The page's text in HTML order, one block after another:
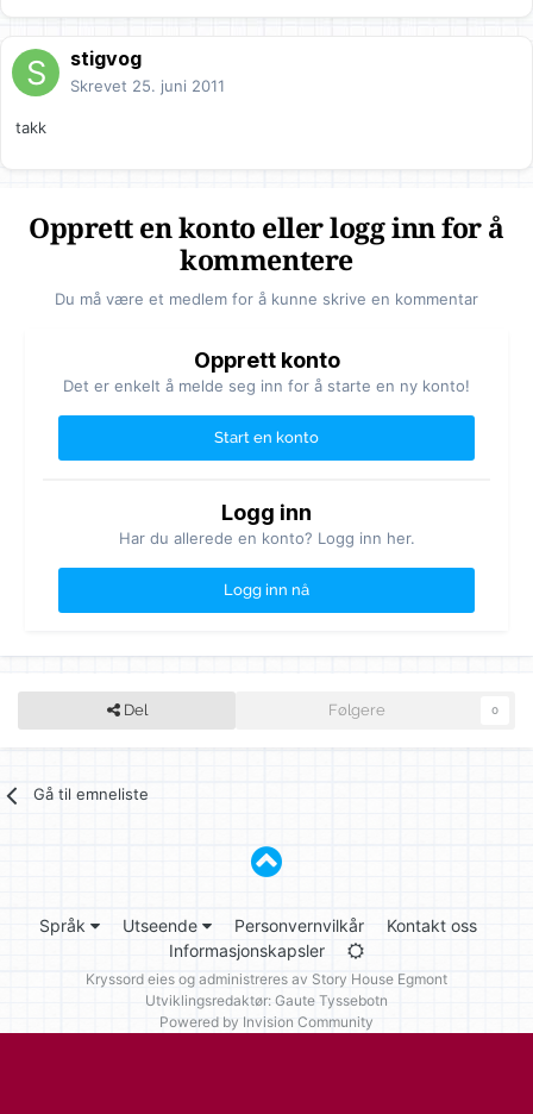
stigvog
Skrevet 25. juni 2011
takk
Opprett en konto eller logg inn for å
kommentere
Du må være et medlem for å kunne skrive en kommentar
Opprett konto
Det er enkelt å melde seg inn for å starte en ny konto!
Start en konto
Logg inn
Har du allerede en konto? Logg inn her.
Logg inn nå
Del Følgere 0
Gå til emneliste
Språk Utseende Personvernvilkår
Kontakt oss
Informasjonskapsler
Kryssord eies og administreres av Story House Egmont
Utviklingsredaktør: Gaute Tyssebotn
Powered by Invision Community